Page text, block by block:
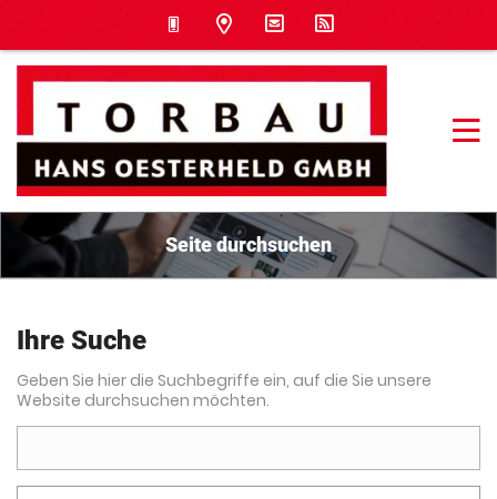
Seite durchsuchen
Ihre Suche
Geben Sie hier die Suchbegriffe ein, auf die Sie unsere
Website durchsuchen möchten.